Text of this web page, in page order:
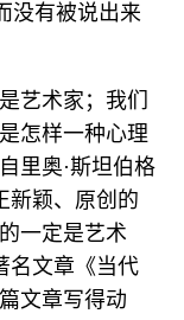
没有被说出来
艺术家；我们
怎样一种心理
里奥·斯坦伯格
新颖、原创的
一定是艺术
名文章《当代
文章写得动